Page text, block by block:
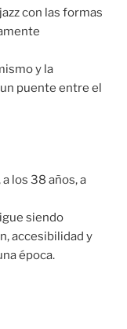
con las formas
y la
puente entre el
los 38 años, a
siendo
accesibilidad y
época.